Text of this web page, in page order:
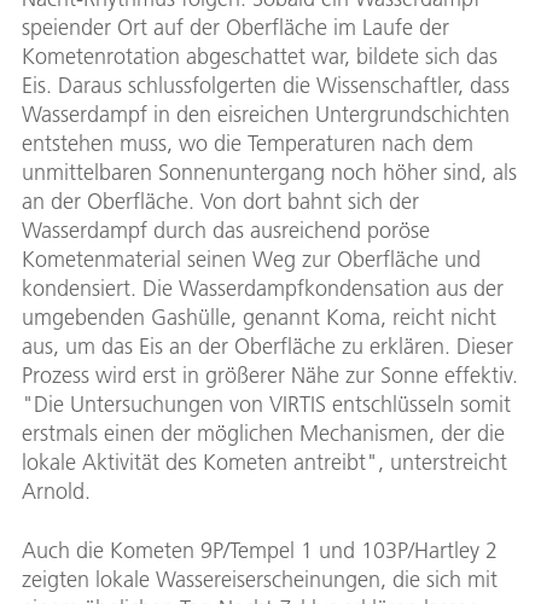
speiender Ort auf der Oberfläche im Laufe der
Kometenrotation abgeschattet war, bildete sich das
Eis. Daraus schlussfolgerten die Wissenschaftler, dass
Wasserdampf in den eisreichen Untergrundschichten
entstehen muss, wo die Temperaturen nach dem
unmittelbaren Sonnenuntergang noch höher sind, als
an der Oberfläche. Von dort bahnt sich der
Wasserdampf durch das ausreichend poröse
Kometenmaterial seinen Weg zur Oberfläche und
kondensiert. Die Wasserdampfkondensation aus der
umgebenden Gashülle, genannt Koma, reicht nicht
aus, um das Eis an der Oberfläche zu erklären. Dieser
Prozess wird erst in größerer Nähe zur Sonne effektiv.
"Die Untersuchungen von VIRTIS entschlüsseln somit
erstmals einen der möglichen Mechanismen, der die
lokale Aktivität des Kometen antreibt", unterstreicht
Arnold.
Auch die Kometen 9P/Tempel 1 und 103P/Hartley 2
zeigten lokale Wassereiserscheinungen, die sich mit